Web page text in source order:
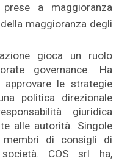
a maggioranza
maggioranza degli
gioca un ruolo
governance. Ha
le strategie
politica direzionale
giuridica
alle autorità. Singole
membri di consigli di
COS srl ha,